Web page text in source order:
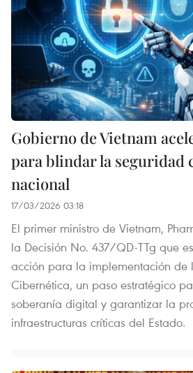
Gobierno de Vietnam
para blindar la seguridad
nacional
17/03/2026 03:18
El primer ministro de Vietnam,
la Decisión No. 437/QD-TTg que
acción para la implementación de
Cibernética, un paso estratégico
soberanía digital y garantizar la
infraestructuras críticas del Estado.